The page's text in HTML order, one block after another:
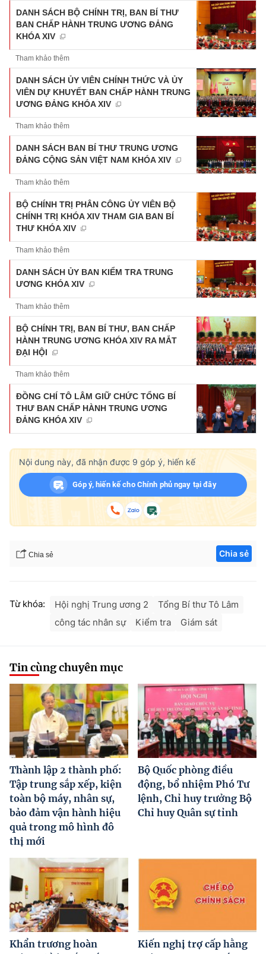
DANH SÁCH BỘ CHÍNH TRỊ, BAN BÍ THƯ
BAN CHẤP HÀNH TRUNG ƯƠNG ĐẢNG
KHÓA XIV
Tham khảo thêm
DANH SÁCH ỦY VIÊN CHÍNH THỨC VÀ ỦY
VIÊN DỰ KHUYẾT BAN CHẤP HÀNH TRUNG
ƯƠNG ĐẢNG KHÓA XIV
Tham khảo thêm
DANH SÁCH BAN BÍ THƯ TRUNG ƯƠNG
ĐẢNG CỘNG SẢN VIỆT NAM KHÓA XIV
Tham khảo thêm
BỘ CHÍNH TRỊ PHÂN CÔNG ỦY VIÊN BỘ
CHÍNH TRỊ KHÓA XIV THAM GIA BAN BÍ
THƯ KHÓA XIV
Tham khảo thêm
DANH SÁCH ỦY BAN KIỂM TRA TRUNG
ƯƠNG KHÓA XIV
Tham khảo thêm
BỘ CHÍNH TRỊ, BAN BÍ THƯ, BAN CHẤP
HÀNH TRUNG ƯƠNG KHÓA XIV RA MẮT
ĐẠI HỘI
Tham khảo thêm
ĐỒNG CHÍ TÔ LÂM GIỮ CHỨC TỔNG BÍ
THƯ BAN CHẤP HÀNH TRUNG ƯƠNG
ĐẢNG KHÓA XIV
Nội dung này, đã nhận được 9 góp ý, hiến kế
Góp ý, hiến kế cho Chính phủ ngay tại đây
Chia sẻ Chia sẻ
Từ khóa: Hội nghị Trung ương 2
Tổng Bí thư Tô Lâm
công tác nhân sự
Kiểm tra Giám sát
Tin cùng chuyên mục
Thành lập 2 thành phố:
Tập trung sắp xếp, kiện
toàn bộ máy, nhân sự,
bảo đảm vận hành hiệu
quả trong mô hình đô
thị mới
Bộ Quốc phòng điều
động, bổ nhiệm Phó Tư
lệnh, Chỉ huy trưởng Bộ
Chỉ huy Quân sự tỉnh
Khẩn trương hoàn
Kiến nghị trợ cấp hằng